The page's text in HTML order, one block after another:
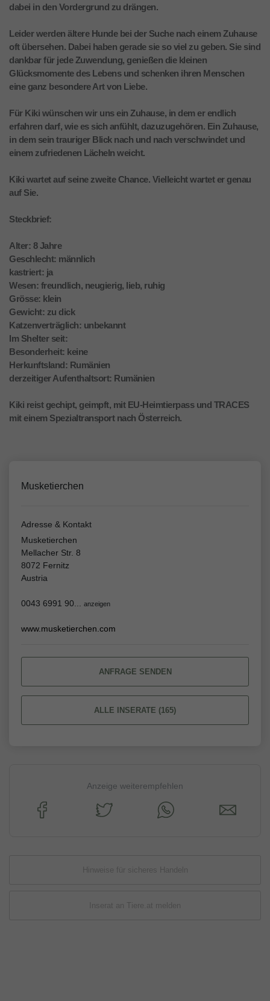
dabei in den Vordergrund zu drängen.
Leider werden ältere Hunde bei der Suche nach einem Zuhause
oft übersehen. Dabei haben gerade sie so viel zu geben. Sie sind
dankbar für jede Zuwendung, genießen die kleinen
Glücksmomente des Lebens und schenken ihren Menschen
eine ganz besondere Art von Liebe.
Für Kiki wünschen wir uns ein Zuhause, in dem er endlich
erfahren darf, wie es sich anfühlt, dazuzugehören. Ein Zuhause,
in dem sein trauriger Blick nach und nach verschwindet und
einem zufriedenen Lächeln weicht.
Kiki wartet auf seine zweite Chance. Vielleicht wartet er genau
auf Sie.
Steckbrief:
Alter: 8 Jahre
Geschlecht: männlich
kastriert: ja
Wesen: freundlich, neugierig, lieb, ruhig
Grösse: klein
Gewicht: zu dick
Katzenverträglich: unbekannt
Im Shelter seit:
Besonderheit: keine
Herkunftsland: Rumänien
derzeitiger Aufenthaltsort: Rumänien
Kiki reist gechipt, geimpft, mit EU-Heimtierpass und TRACES
mit einem Spezialtransport nach Österreich.
Musketierchen
Adresse & Kontakt
Musketierchen
Mellacher Str. 8
8072 Fernitz
Austria
0043 6991 90... anzeigen
www.musketierchen.com
ANFRAGE SENDEN
ALLE INSERATE (165)
Anzeige weiterempfehlen
Hinweise für sicheres Handeln
Inserat an Tiere.at melden